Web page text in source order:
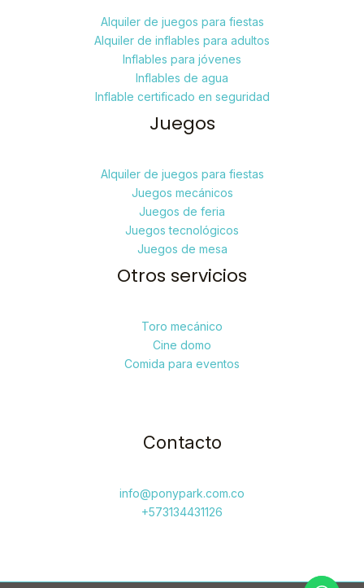
Alquiler de juegos para fiestas
Alquiler de inflables para adultos
Inflables para jóvenes
Inflables de agua
Inflable certificado en seguridad
Juegos
Alquiler de juegos para fiestas
Juegos mecánicos
Juegos de feria
Juegos tecnológicos
Juegos de mesa
Otros servicios
Toro mecánico
Cine domo
Comida para eventos
Contacto
info@ponypark.com.co
+573134431126